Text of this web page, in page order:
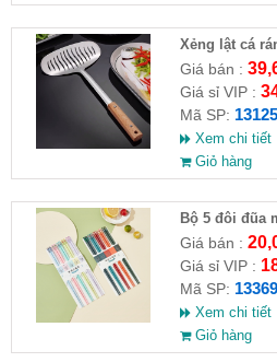
Xẻng lật cá
nhà bếp( HĐ )
Giá bán :
Giá sỉ VIP :
Mã SP: 13125
Xem chi tiết
Giỏ hàng
Bộ 5 đôi đũa
Giá bán :
Giá sỉ VIP :
Mã SP: 13369
Xem chi tiết
Giỏ hàng